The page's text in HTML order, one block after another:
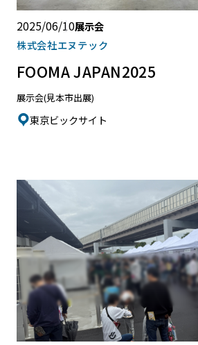
2025/06/10展示会
株式会社エヌテック
FOOMA JAPAN2025
展示会(見本市出展)
東京ビックサイト